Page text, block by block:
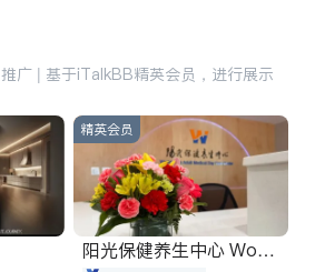
推广 | 基于iTalkBB精英会员，进行展示
精英会员
阳光保健养生中心 World